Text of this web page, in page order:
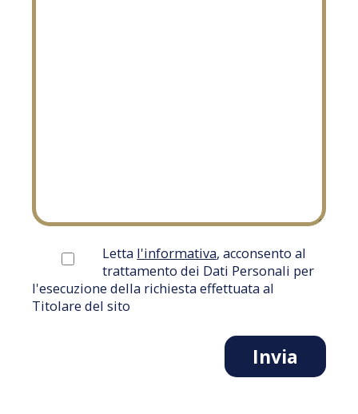
Letta l'informativa, acconsento al
trattamento dei Dati Personali per
l'esecuzione della richiesta effettuata al
Titolare del sito